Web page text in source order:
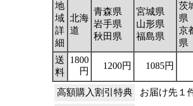
地
域
詳
細
北海
道
青森県
岩手県
秋田県
宮城県
山形県
福島県
茨
県
京
県
送
料
1800
円
1200円 1085円
高額購入割引特典
お届け先１